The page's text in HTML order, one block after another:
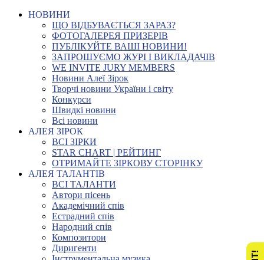
НОВИНИ
ЩО ВІДБУВАЄТЬСЯ ЗАРАЗ?
ФОТОГАЛЕРЕЯ ПРИЗЕРІВ
ПУБЛІКУЙТЕ ВАШІ НОВИНИ!
ЗАПРОШУЄМО ЖУРІ І ВИКЛАДАЧІВ
WE INVITE JURY MEMBERS
Новини Алеї Зірок
Творчі новини України і світу
Конкурси
Швидкі новини
Всі новини
АЛЕЯ ЗІРОК
ВСІ ЗІРКИ
STAR CHART | РЕЙТИНГ
ОТРИМАЙТЕ ЗІРКОВУ СТОРІНКУ
АЛЕЯ ТАЛАНТІВ
ВСІ ТАЛАНТИ
Автори пісень
Академічний спів
Естрадний спів
Народний спів
Композитори
Диригенти